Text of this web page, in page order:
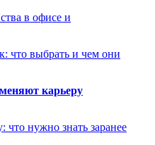
в офисе и
что выбрать и чем они
карьеру
что нужно знать заранее